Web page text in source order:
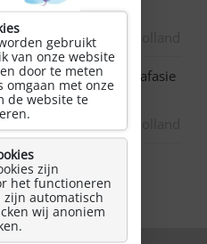
Schilderen met NAH / afasie
Zuid-Holland
gebruikt
van onze website
door te meten
omgaan met onze
de website te
zijn
het functioneren
zijn automatisch
wij anoniem